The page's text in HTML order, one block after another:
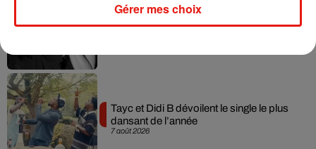
Madonna sort enfin le remix de « Love
Sensation » avec Kylie Minogue
7 août 2026
Tayc et Didi B dévoilent le single le plus
dansant de l’année
Gérer mes choix